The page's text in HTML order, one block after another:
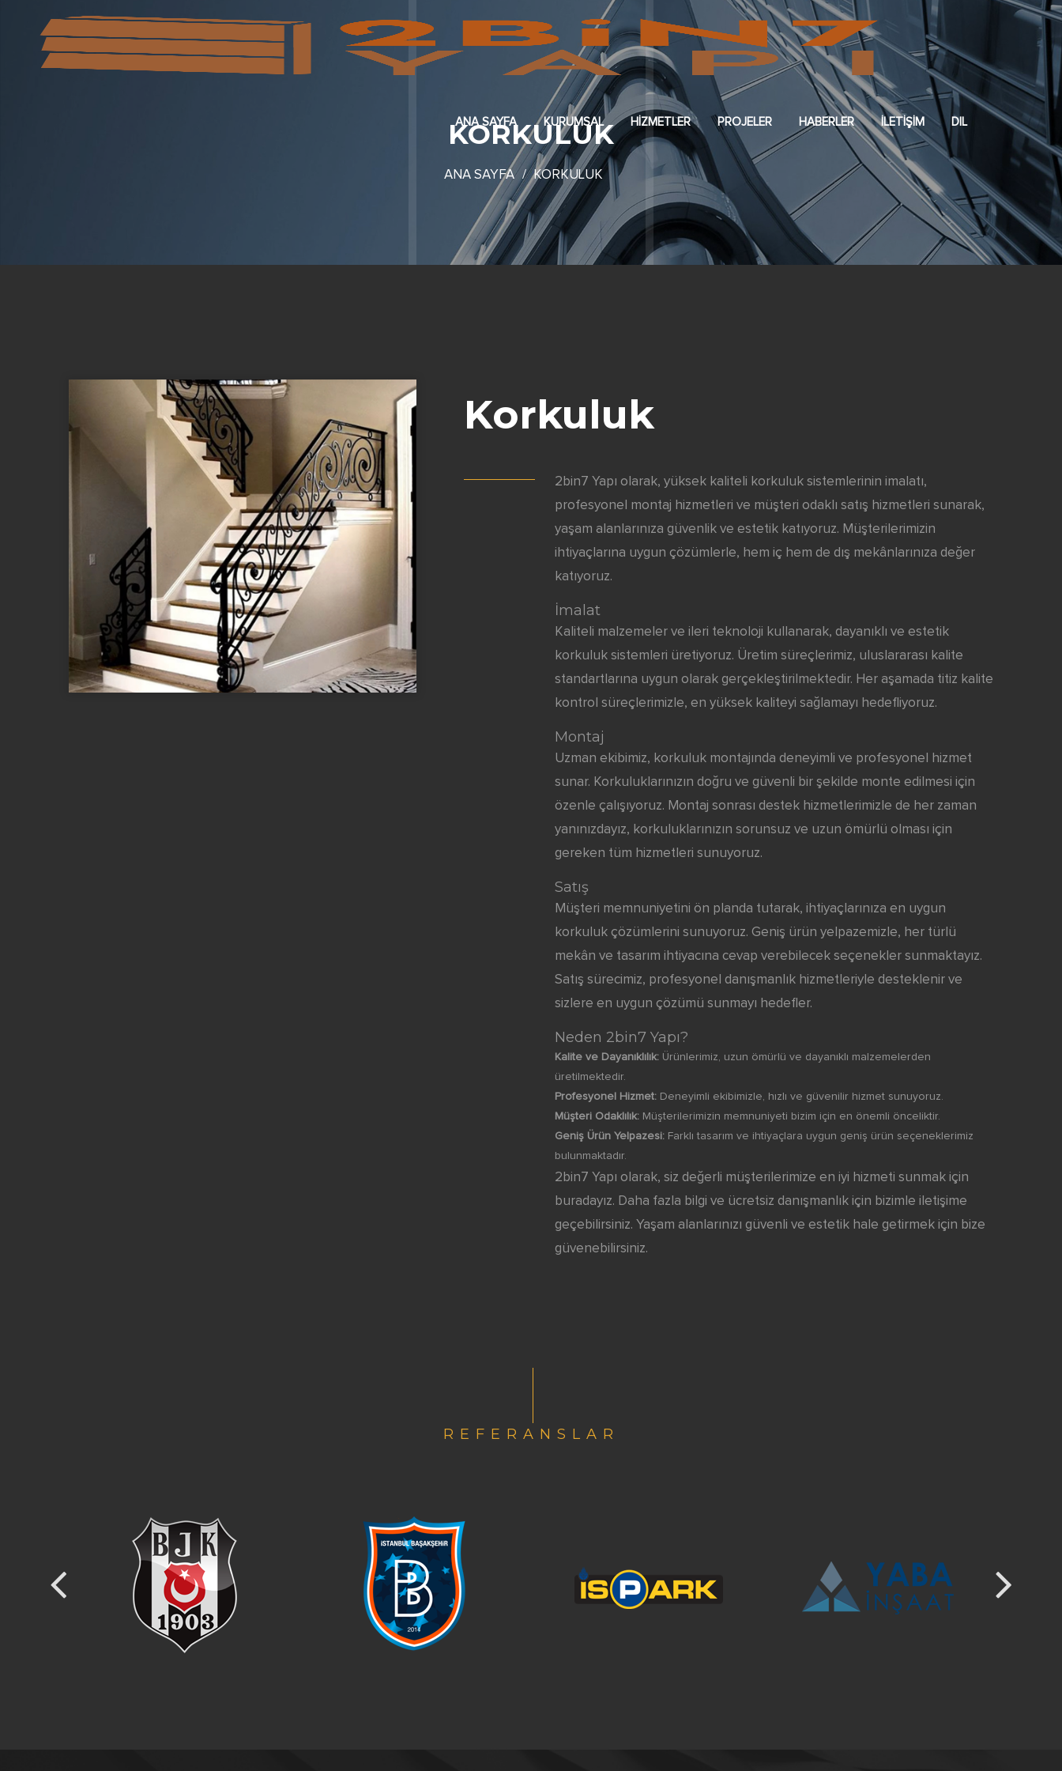
ANA SAYFA KURUMSAL HİZMETLER PROJELER HABERLER İLETİŞİM DIL
KORKULUK
ANA SAYFA KORKULUK
Korkuluk
2bin7 Yapı olarak, yüksek kaliteli korkuluk sistemlerinin imalatı,
profesyonel montaj hizmetleri ve müşteri odaklı satış hizmetleri sunarak,
yaşam alanlarınıza güvenlik ve estetik katıyoruz. Müşterilerimizin
ihtiyaçlarına uygun çözümlerle, hem iç hem de dış mekânlarınıza değer
katıyoruz.
İmalat
Kaliteli malzemeler ve ileri teknoloji kullanarak, dayanıklı ve estetik
korkuluk sistemleri üretiyoruz. Üretim süreçlerimiz, uluslararası kalite
standartlarına uygun olarak gerçekleştirilmektedir. Her aşamada titiz kalite
kontrol süreçlerimizle, en yüksek kaliteyi sağlamayı hedefliyoruz.
Montaj
Uzman ekibimiz, korkuluk montajında deneyimli ve profesyonel hizmet
sunar. Korkuluklarınızın doğru ve güvenli bir şekilde monte edilmesi için
özenle çalışıyoruz. Montaj sonrası destek hizmetlerimizle de her zaman
yanınızdayız, korkuluklarınızın sorunsuz ve uzun ömürlü olması için
gereken tüm hizmetleri sunuyoruz.
Satış
Müşteri memnuniyetini ön planda tutarak, ihtiyaçlarınıza en uygun
korkuluk çözümlerini sunuyoruz. Geniş ürün yelpazemizle, her türlü
mekân ve tasarım ihtiyacına cevap verebilecek seçenekler sunmaktayız.
Satış sürecimiz, profesyonel danışmanlık hizmetleriyle desteklenir ve
sizlere en uygun çözümü sunmayı hedefler.
Neden 2bin7 Yapı?
Kalite ve Dayanıklılık: Ürünlerimiz, uzun ömürlü ve dayanıklı malzemelerden
üretilmektedir.
Profesyonel Hizmet: Deneyimli ekibimizle, hızlı ve güvenilir hizmet sunuyoruz.
Müşteri Odaklılık: Müşterilerimizin memnuniyeti bizim için en önemli önceliktir.
Geniş Ürün Yelpazesi: Farklı tasarım ve ihtiyaçlara uygun geniş ürün seçeneklerimiz
bulunmaktadır.
2bin7 Yapı olarak, siz değerli müşterilerimize en iyi hizmeti sunmak için
buradayız. Daha fazla bilgi ve ücretsiz danışmanlık için bizimle iletişime
geçebilirsiniz. Yaşam alanlarınızı güvenli ve estetik hale getirmek için bize
güvenebilirsiniz.
REFERANSLAR